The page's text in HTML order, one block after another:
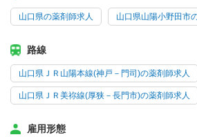
山口県の薬剤師求人 山口県山陽小野田市
路線
山口県ＪＲ山陽本線(神戸－門司)の薬剤師求人
山口県ＪＲ美祢線(厚狭－長門市)の薬剤師求人
雇用形態